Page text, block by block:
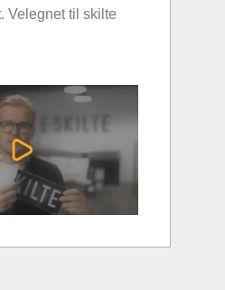
Velegnet til skilte